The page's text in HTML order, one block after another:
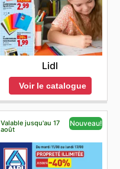
Lidl
Voir le catalogue
Valable jusqu'au 17
août
Nouveau!